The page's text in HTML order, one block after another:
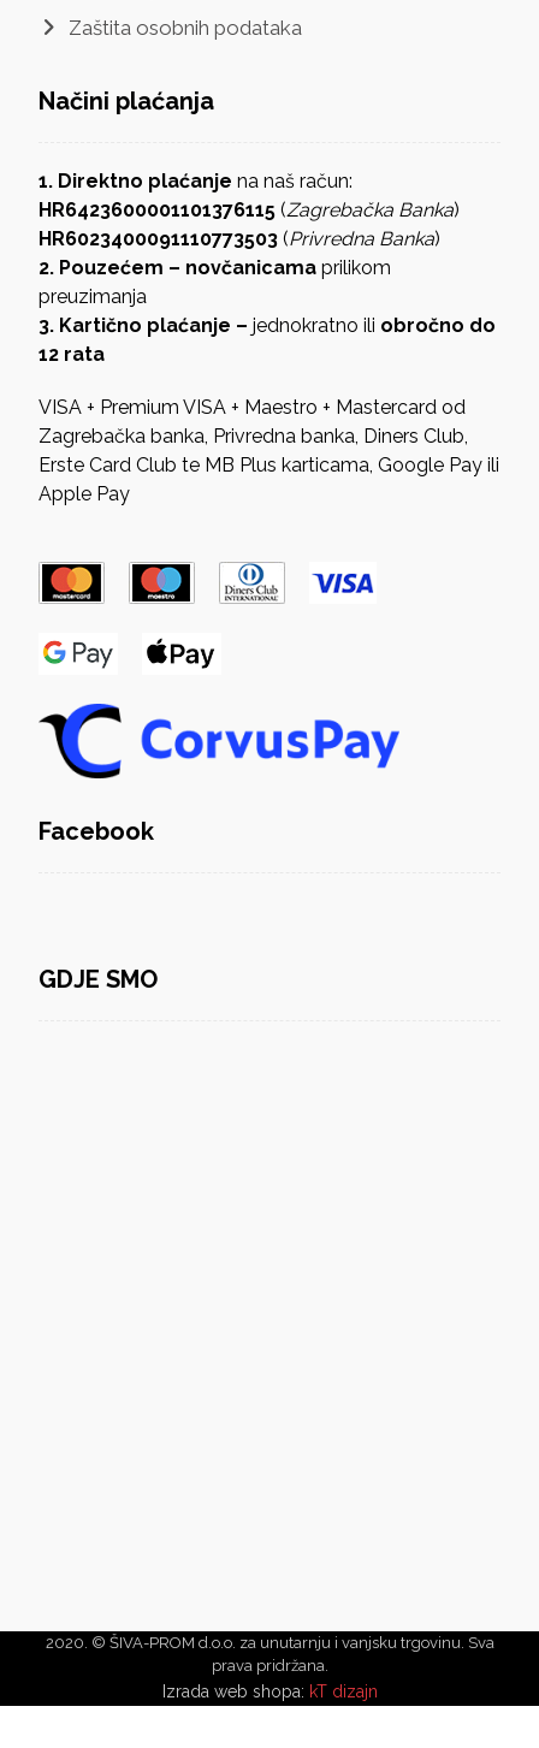
Zaštita osobnih podataka
Načini plaćanja
1. Direktno plaćanje na naš račun:
HR6423600001101376115(Zagrebačka Banka)
HR6023400091110773503(Privredna Banka)
2. Pouzećem – novčanicamaprilikom
preuzimanja
3. Kartično plaćanje –jednokratno ili obročno do
12 rata
VISA + Premium VISA + Maestro + Mastercard od
Zagrebačka banka, Privredna banka, Diners Club,
Erste Card Club te MB Plus karticama, Google Pay ili
Apple Pay
Facebook
GDJE SMO
2020. © ŠIVA-PROM d.o.o. za unutarnju i vanjsku trgovinu. Sva
prava pridržana.
Izrada web shopa: kT dizajn